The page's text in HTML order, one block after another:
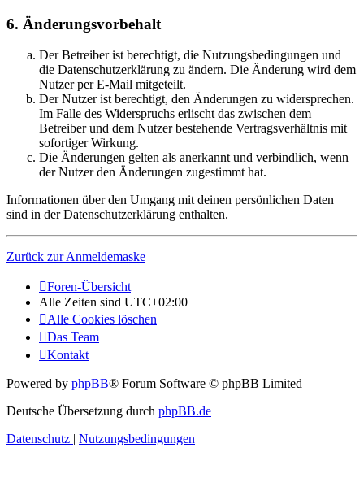
6. Änderungsvorbehalt
Der Betreiber ist berechtigt, die Nutzungsbedingungen und
die Datenschutzerklärung zu ändern. Die Änderung wird dem
Nutzer per E-Mail mitgeteilt.
Der Nutzer ist berechtigt, den Änderungen zu widersprechen.
Im Falle des Widerspruchs erlischt das zwischen dem
Betreiber und dem Nutzer bestehende Vertragsverhältnis mit
sofortiger Wirkung.
Die Änderungen gelten als anerkannt und verbindlich, wenn
der Nutzer den Änderungen zugestimmt hat.
Informationen über den Umgang mit deinen persönlichen Daten
sind in der Datenschutzerklärung enthalten.
Zurück zur Anmeldemaske
Foren-Übersicht
Alle Zeiten sind UTC+02:00
Alle Cookies löschen
Das Team
Kontakt
Powered by phpBB® Forum Software © phpBB Limited
Deutsche Übersetzung durch phpBB.de
Datenschutz | Nutzungsbedingungen